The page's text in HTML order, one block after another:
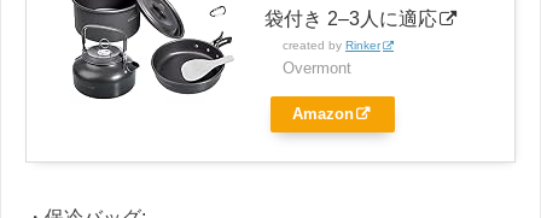
袋付き 2–3人に適応
created by Rinker
Overmont
Amazon